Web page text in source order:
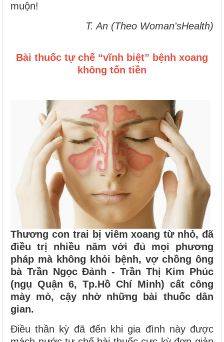
muộn!
T. An (Theo Woman'sHealth)
Bài thuốc tự chế “vĩnh biệt” bệnh xoang
không tốn tiền
Thương con trai bị viêm xoang từ nhỏ, đã
điều trị nhiều năm với đủ mọi phương
pháp mà không khỏi bệnh, vợ chồng ông
bà Trần Ngọc Đảnh - Trần Thị Kim Phúc
(ngụ Quận 6, Tp.Hồ Chí Minh) cất công
mày mò, cậy nhờ những bài thuốc dân
gian.
Điều thần kỳ đã đến khi gia đình này được